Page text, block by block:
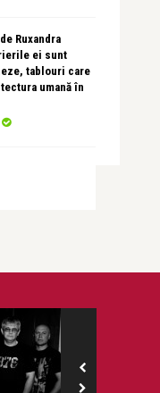
Ruxandra
ei sunt
tablouri care
umană în